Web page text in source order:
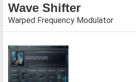
Wave Shifter
Warped Frequency Modulator